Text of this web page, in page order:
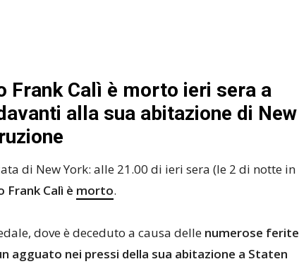
Frank Calì è morto ieri sera a
alla sua abitazione di New
di New York: alle 21.00 di ieri sera (le 2 di notte in
Frank Calì è morto.
dove è deceduto a causa delle numerose ferite
agguato nei pressi della sua abitazione a Staten